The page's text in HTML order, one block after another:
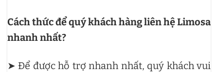
Cách thức để quý khách hàng liên hệ Limosa
nhanh nhất?
➤ Để được hỗ trợ nhanh nhất, quý khách vui